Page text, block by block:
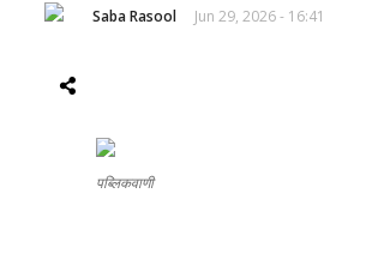
Saba Rasool Jun 29, 2026 - 16:41
पब्लिकवाणी